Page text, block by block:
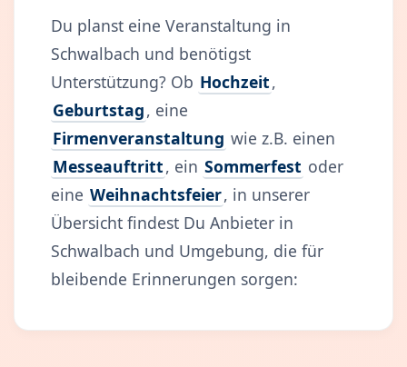
Du planst eine Veranstaltung in
Schwalbach und benötigst
Unterstützung? Ob Hochzeit,
Geburtstag, eine
Firmenveranstaltung wie z.B. einen
Messeauftritt, ein Sommerfest oder
eine Weihnachtsfeier, in unserer
Übersicht findest Du Anbieter in
Schwalbach und Umgebung, die für
bleibende Erinnerungen sorgen: